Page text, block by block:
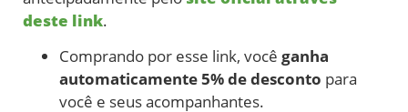
deste link.
Comprando por esse link, você ganha
automaticamente 5% de desconto para
você e seus acompanhantes.